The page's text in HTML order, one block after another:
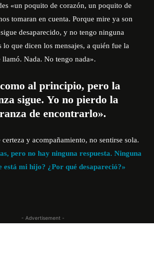
«un poquito de corazón, un poquito de
tomaran en cuenta. Porque mire ya son
desaparecido, y no tengo ninguna
lo que dicen los mensajes, a quién fue la
llamó. Nada. No tengo nada».
al principio, pero la
sigue. Yo no pierdo la
de encontrarlo».
y acompañamiento, no sentirse sola.
pero no hay ninguna respuesta. Ninguna
está mi hijo? ¿Por qué desapareció?»
- Advertisement -